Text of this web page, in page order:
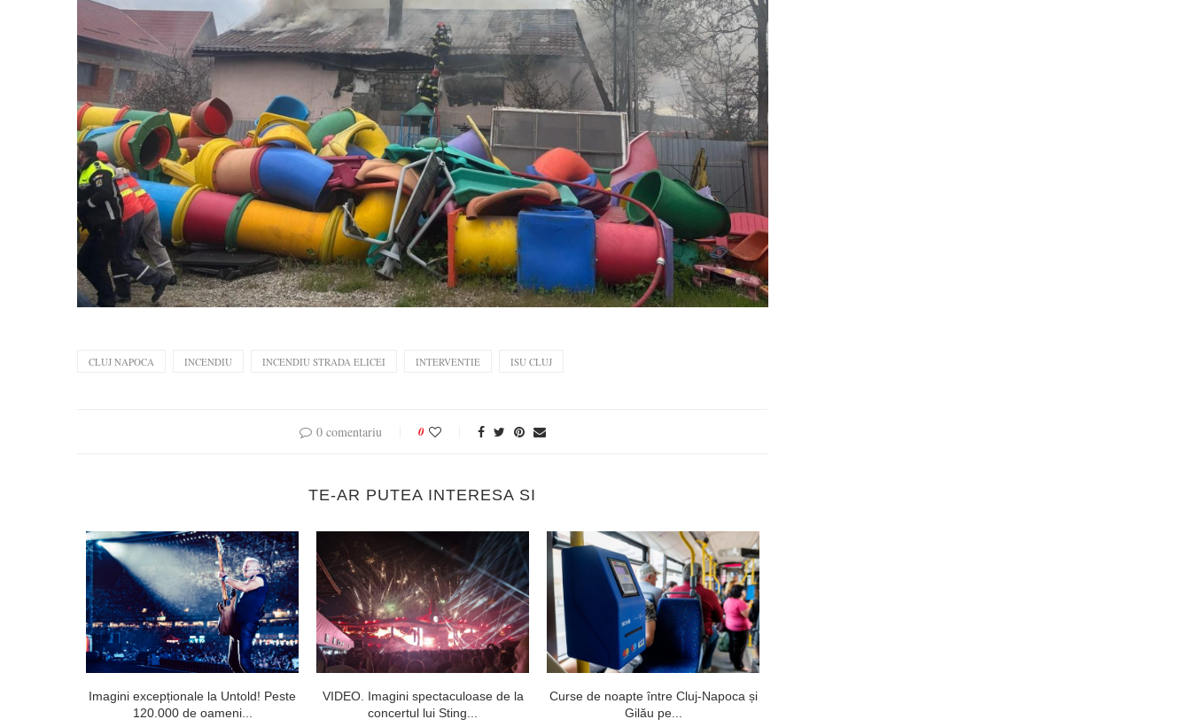
CLUJ NAPOCA INCENDIU INCENDIU STRADA ELICEI INTERVENTIE ISU CLUJ
0 comentariu 0
TE-AR PUTEA INTERESA SI
Imagini excepționale la Untold! Peste
120.000 de oameni...
VIDEO. Imagini spectaculoase de la
concertul lui Sting...
Curse de noapte între Cluj-Napoca și
Gilău pe...